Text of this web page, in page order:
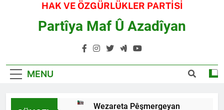
HAK VE ÖZGÜRLÜKLER PARTİSİ
Partîya Maf Û Azadîyan
MENU
Wezareta Pêşmergeyan